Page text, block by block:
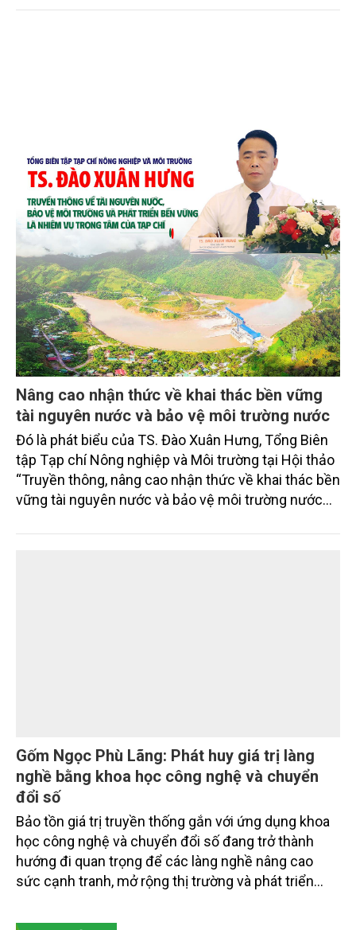
chén, dĩa... từ mo cau đã được thị trường trong nước
Nâng cao nhận thức về khai thác bền vững
tài nguyên nước và bảo vệ môi trường nước
Đó là phát biểu của TS. Đào Xuân Hưng, Tổng Biên
tập Tạp chí Nông nghiệp và Môi trường tại Hội thảo
“Truyền thông, nâng cao nhận thức về khai thác bền
vững tài nguyên nước và bảo vệ môi trường nước
trường phối hợp với Sở Nông nghiệp và Môi trường
Gốm Ngọc Phù Lãng: Phát huy giá trị làng
nghề bằng khoa học công nghệ và chuyển
đổi số
Bảo tồn giá trị truyền thống gắn với ứng dụng khoa
học công nghệ và chuyển đổi số đang trở thành
hướng đi quan trọng để các làng nghề nâng cao
sức cạnh tranh, mở rộng thị trường và phát triển
Bắc Ninh, nhiều nghệ nhân và cơ sở sản xuất đã